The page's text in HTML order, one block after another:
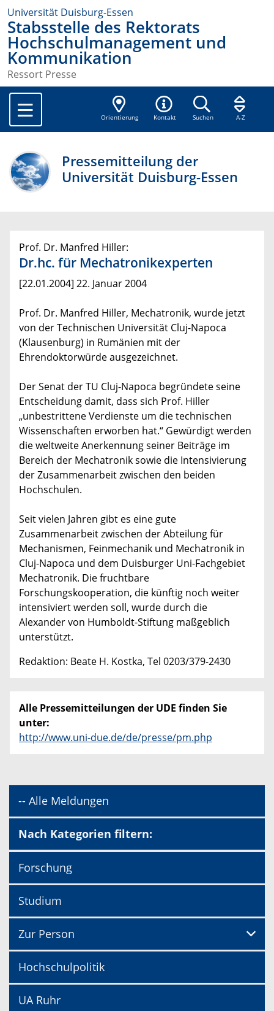
Universität Duisburg-Essen
Stabsstelle des Rektorats
Hochschulmanagement und
Kommunikation
Ressort Presse
Orientierung Kontakt Suchen A-Z
Pressemitteilung der
Universität Duisburg-Essen
Prof. Dr. Manfred Hiller:
Dr.hc. für Mechatronikexperten
[22.01.2004] 22. Januar 2004
Prof. Dr. Manfred Hiller, Mechatronik, wurde jetzt
von der Technischen Universität Cluj-Napoca
(Klausenburg) in Rumänien mit der
Ehrendoktorwürde ausgezeichnet.
Der Senat der TU Cluj-Napoca begründete seine
Entscheidung damit, dass sich Prof. Hiller
„unbestrittene Verdienste um die technischen
Wissenschaften erworben hat.“ Gewürdigt werden
die weltweite Anerkennung seiner Beiträge im
Bereich der Mechatronik sowie die Intensivierung
der Zusammenarbeit zwischen den beiden
Hochschulen.
Seit vielen Jahren gibt es eine gute
Zusammenarbeit zwischen der Abteilung für
Mechanismen, Feinmechanik und Mechatronik in
Cluj-Napoca und dem Duisburger Uni-Fachgebiet
Mechatronik. Die fruchtbare
Forschungskooperation, die künftig noch weiter
intensiviert werden soll, wurde durch die
Alexander von Humboldt-Stiftung maßgeblich
unterstützt.
Redaktion: Beate H. Kostka, Tel 0203/379-2430
Alle Pressemitteilungen der UDE finden Sie
unter:
http://www.uni-due.de/de/presse/pm.php
-- Alle Meldungen
Nach Kategorien filtern:
Forschung
Studium
Zur Person
Hochschulpolitik
UA Ruhr